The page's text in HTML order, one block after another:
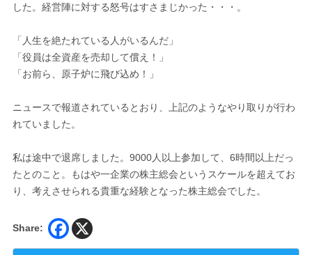
した。経営陣に対する怒号はすさまじかった・・・。
「人生を絶たれている人がいるんだ」
「役員は全資産を売却して償え！」
「お前ら、原子炉に飛び込め！」
ニュースで報道されているとおり、上記のようなやり取りが行わ
れていました。
私は途中で退席しました。9000人以上参加して、6時間以上だっ
たとのこと。もはや一企業の株主総会というスケールを超えてお
り、考えさせられる貴重な経験となった株主総会でした。
Share: